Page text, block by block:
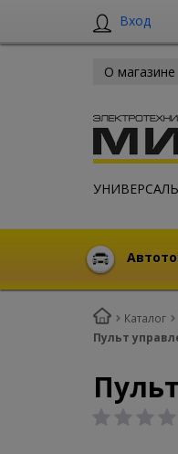
Вход
О магазине
Каталог
Пульт